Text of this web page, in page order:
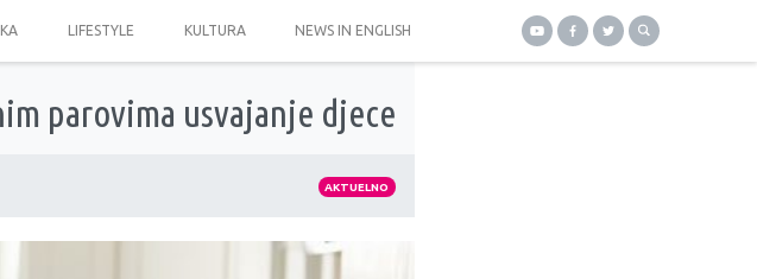
LIFESTYLE KULTURA NEWS IN ENGLISH
parovima usvajanje djece
AKTUELNO